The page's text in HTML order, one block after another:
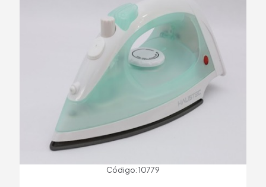
Código: 10779